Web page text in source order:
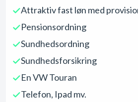
Attraktiv fast løn med
Pensionsordning
Sundhedsordning
Sundhedsforsikring
En VW Touran
Telefon, Ipad mv.